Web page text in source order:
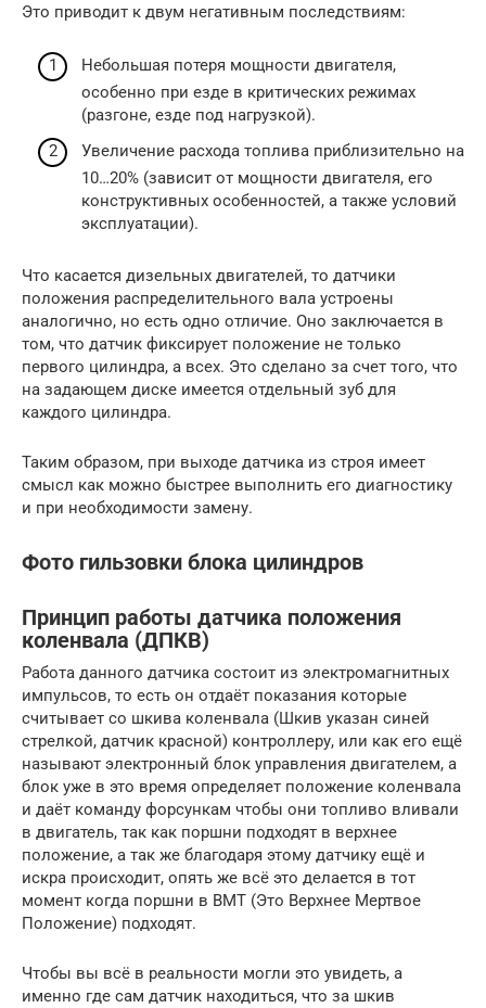
Это приводит к двум негативным последствиям:
Небольшая потеря мощности двигателя,
особенно при езде в критических режимах
(разгоне, езде под нагрузкой).
Увеличение расхода топлива приблизительно на
10…20% (зависит от мощности двигателя, его
конструктивных особенностей, а также условий
эксплуатации).
Что касается дизельных двигателей, то датчики
положения распределительного вала устроены
аналогично, но есть одно отличие. Оно заключается в
том, что датчик фиксирует положение не только
первого цилиндра, а всех. Это сделано за счет того, что
на задающем диске имеется отдельный зуб для
каждого цилиндра.
Таким образом, при выходе датчика из строя имеет
смысл как можно быстрее выполнить его диагностику
и при необходимости замену.
Фото гильзовки блока цилиндров
Принцип работы датчика положения
коленвала (ДПКВ)
Работа данного датчика состоит из электромагнитных
импульсов, то есть он отдаёт показания которые
считывает со шкива коленвала (Шкив указан синей
стрелкой, датчик красной) контроллеру, или как его ещё
называют электронный блок управления двигателем, а
блок уже в это время определяет положение коленвала
и даёт команду форсункам чтобы они топливо вливали
в двигатель, так как поршни подходят в верхнее
положение, а так же благодаря этому датчику ещё и
искра происходит, опять же всё это делается в тот
момент когда поршни в ВМТ (Это Верхнее Мертвое
Положение) подходят.
Чтобы вы всё в реальности могли это увидеть, а
именно где сам датчик находиться, что за шкив